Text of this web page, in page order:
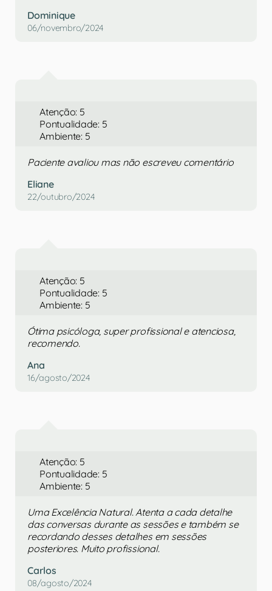
Dominique
06/novembro/2024
Atenção: 5
Pontualidade: 5
Ambiente: 5
Paciente avaliou mas não escreveu comentário
Eliane
22/outubro/2024
Atenção: 5
Pontualidade: 5
Ambiente: 5
Ótima psicóloga, super profissional e atenciosa,
recomendo.
Ana
16/agosto/2024
Atenção: 5
Pontualidade: 5
Ambiente: 5
Uma Excelência Natural. Atenta a cada detalhe
das conversas durante as sessões e também se
recordando desses detalhes em sessões
posteriores. Muito profissional.
Carlos
08/agosto/2024